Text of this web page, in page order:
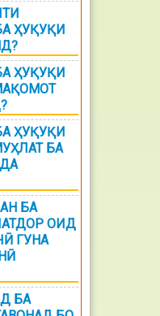
ҲУҚУҚИ
ҲУҚУҚИ
ҲУҚУҚИ
БА
БА
ОИД
ГУНА
БА